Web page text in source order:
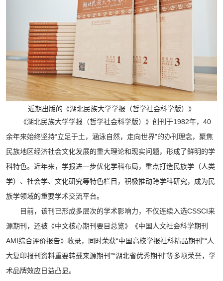
近期出版的《湖北民族大学学报（哲学社会科学版）》
《湖北民族大学学报（哲学社会科学版）》创刊于1982年，40
余年来始终坚持“立足于土，涵泳自然，走向世界”的办刊理念，聚焦
民族地区经济社会文化发展的重大理论和现实问题，形成了鲜明的学
科特色。近年来，学报进一步优化学科布局，重点打造民族学（人类
学）、社会学、文化研究等特色栏目，积极推动跨学科研究，成为民
族学领域的重要学术交流平台。
目前，该刊已形成多层次的学术影响力，不仅连续入选CSSCI来
源期刊，还被《中文核心期刊要目总览》《中国人文社会科学期刊
AMI综合评价报告》收录，同时荣获“中国高校学报社科精品期刊”“人
大复印报刊资料重要转载来源期刊”“湖北省优秀期刊”等多项荣誉，学
术品牌效应日益凸显。